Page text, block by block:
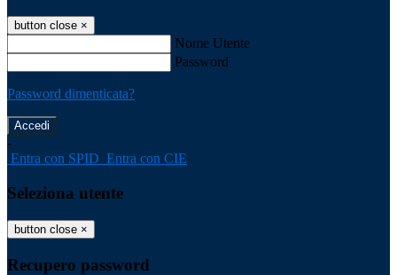
button close ×
Nome Utente
Password
Password dimenticata?
-
Entra con SPID Entra con CIE
Seleziona utente
button close ×
Recupero password